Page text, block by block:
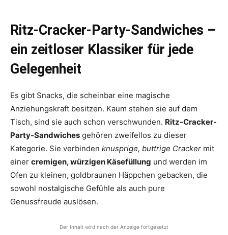
Ritz-Cracker-Party-Sandwiches –
ein zeitloser Klassiker für jede
Gelegenheit
Es gibt Snacks, die scheinbar eine magische
Anziehungskraft besitzen. Kaum stehen sie auf dem
Tisch, sind sie auch schon verschwunden. Ritz-Cracker-
Party-Sandwiches gehören zweifellos zu dieser
Kategorie. Sie verbinden knusprige, buttrige Cracker mit
einer cremigen, würzigen Käsefüllung und werden im
Ofen zu kleinen, goldbraunen Häppchen gebacken, die
sowohl nostalgische Gefühle als auch pure
Genussfreude auslösen.
Der Inhalt wird nach der Anzeige fortgesetzt